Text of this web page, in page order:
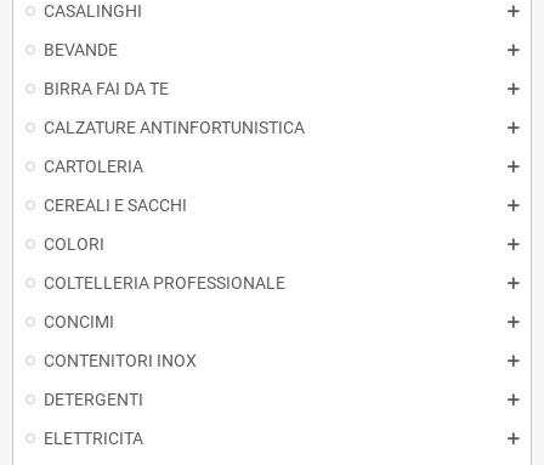
CASALINGHI
BEVANDE
BIRRA FAI DA TE
CALZATURE ANTINFORTUNISTICA
CARTOLERIA
CEREALI E SACCHI
COLORI
COLTELLERIA PROFESSIONALE
CONCIMI
CONTENITORI INOX
DETERGENTI
ELETTRICITA